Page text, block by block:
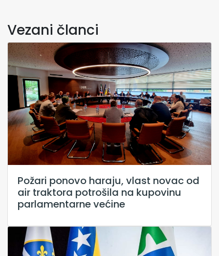
Vezani članci
Požari ponovo haraju, vlast novac od
air traktora potrošila na kupovinu
parlamentarne većine